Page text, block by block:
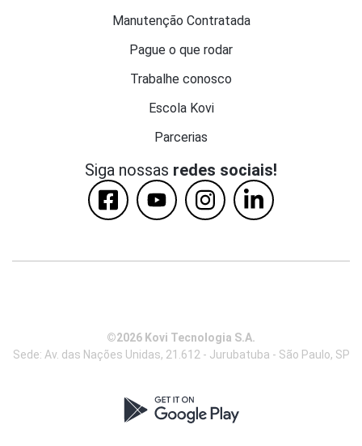
Manutenção Contratada
Pague o que rodar
Trabalhe conosco
Escola Kovi
Parcerias
Siga nossas redes sociais!
©2026 Kovi Tecnologia S.A.
Sede: Av. das Nações Unidas, 21.612 - Jurubatuba - São Paulo, SP